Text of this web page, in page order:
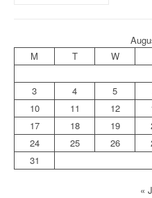
M
T W
3
4 5
10
11 12
17
18 19
24
25 26
31
«